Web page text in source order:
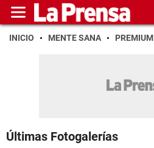
INICIO MENTE SANA PREMIUM
Últimas Fotogalerías